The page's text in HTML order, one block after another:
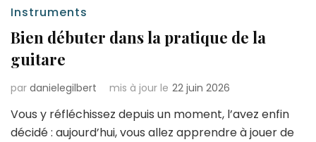
Instruments
Bien débuter dans la pratique de la
guitare
par danielegilbert mis à jour le 22 juin 2026
Vous y réfléchissez depuis un moment, l’avez enfin
décidé : aujourd’hui, vous allez apprendre à jouer de